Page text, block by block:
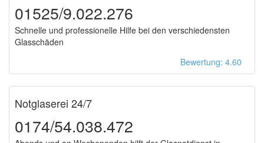
01525/9.022.276
Schnelle und professionelle Hilfe bei den verschiedensten
Glasschäden
Bewertung: 4.60
Notglaserei 24/7
0174/54.038.472